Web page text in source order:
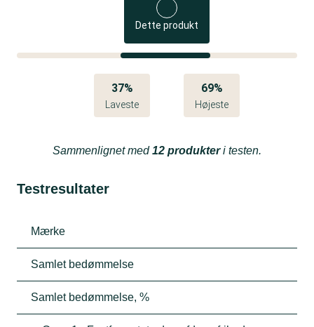
Dette produkt
37%
Laveste
69%
Højeste
Sammenlignet med12 produkteri testen.
Testresultater
Mærke
Samlet bedømmelse
Samlet bedømmelse, %